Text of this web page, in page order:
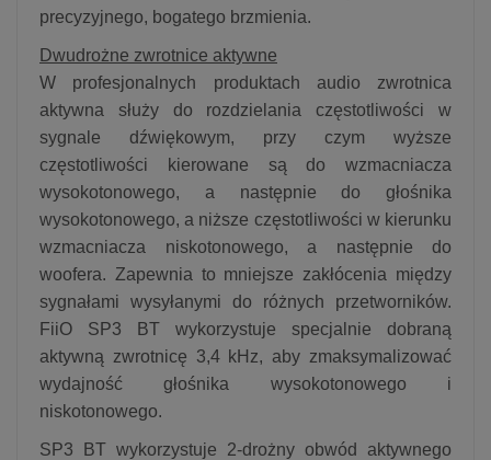
precyzyjnego, bogatego brzmienia.
Dwudrożne zwrotnice aktywne
W profesjonalnych produktach audio zwrotnica
aktywna służy do rozdzielania częstotliwości w
sygnale dźwiękowym, przy czym wyższe
częstotliwości kierowane są do wzmacniacza
wysokotonowego, a następnie do głośnika
wysokotonowego, a niższe częstotliwości w kierunku
wzmacniacza niskotonowego, a następnie do
woofera. Zapewnia to mniejsze zakłócenia między
sygnałami wysyłanymi do różnych przetworników.
FiiO SP3 BT wykorzystuje specjalnie dobraną
aktywną zwrotnicę 3,4 kHz, aby zmaksymalizować
wydajność głośnika wysokotonowego i
niskotonowego.
SP3 BT wykorzystuje 2-drożny obwód aktywnego